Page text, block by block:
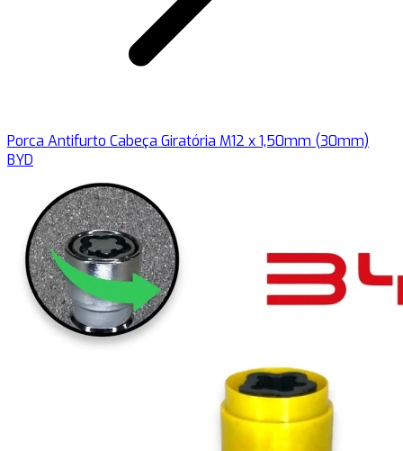
Porca Antifurto Cabeça Giratória M12 x 1,50mm (30mm)
BYD